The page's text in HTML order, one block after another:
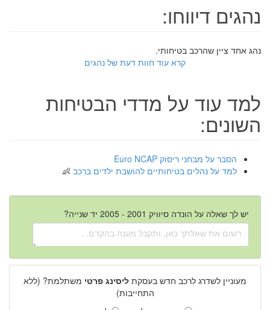
נהגים דיווחו:
נהג אחד ציין שהרכב בטיחותי.
קרא עוד חוות דעת של נהגים
למד עוד על מדדי הבטיחות
השונים:
הסבר על מבחני ריסוק Euro NCAP
למד על נהלים בטיחותיים להושבת ילדים ברכב
יש לך שאלה על הונדה סיוויק 2001 - 2005 יד שנייה?
מעוניין לשדרג לרכב חדש בעסקת ליסינג פרטי משתלמת? (ללא
התחייבות)